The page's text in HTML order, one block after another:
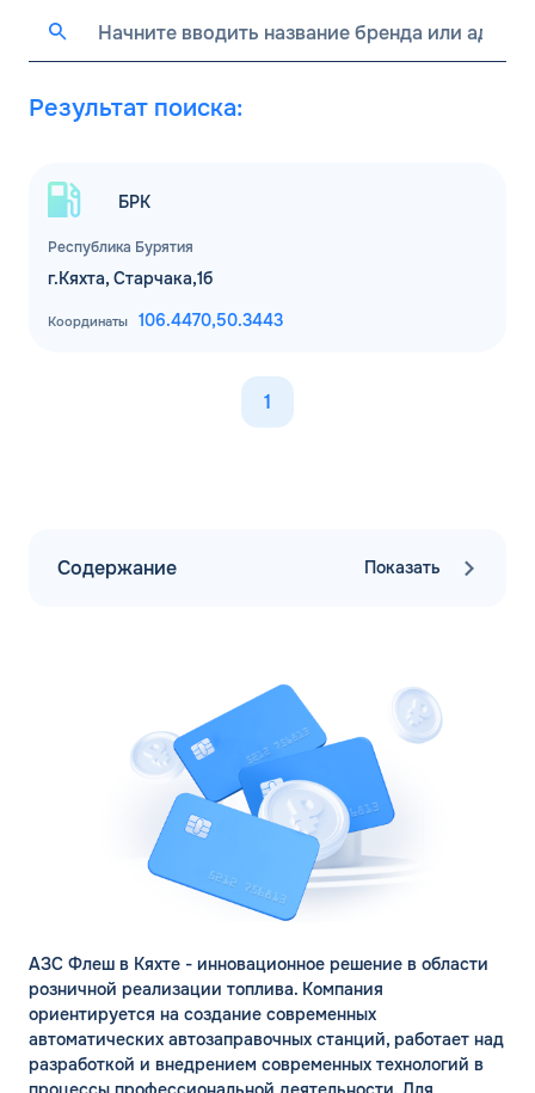
Результат поиска:
Республика Бурятия
БРК
г.Кяхта, Старчака,1б
Координаты 106.4470,50.3443
1
Содержание Показать
АЗС Флеш в Кяхте - инновационное решение в области
розничной реализации топлива. Компания
ориентируется на создание современных
автоматических автозаправочных станций, работает над
разработкой и внедрением современных технологий в